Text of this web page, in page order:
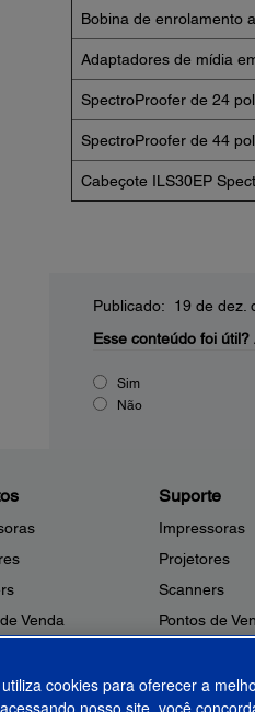
Bobina de enrolamento
Adaptadores de mídia
SpectroProofer de 24 pol.
SpectroProofer de 44 pol.
Cabeçote ILS30EP
Publicado: 19 de dez.
Esse conteúdo foi útil?
Sim
Não
Venda
Suporte
Impressoras
Projetores
Scanners
Pontos de
Outros
cookies para oferecer a
nosso site, você